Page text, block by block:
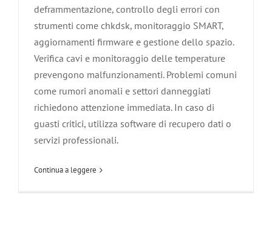
deframmentazione, controllo degli errori con
strumenti come chkdsk, monitoraggio SMART,
aggiornamenti firmware e gestione dello spazio.
Verifica cavi e monitoraggio delle temperature
prevengono malfunzionamenti. Problemi comuni
come rumori anomali e settori danneggiati
richiedono attenzione immediata. In caso di
guasti critici, utilizza software di recupero dati o
servizi professionali.
Continua a leggere